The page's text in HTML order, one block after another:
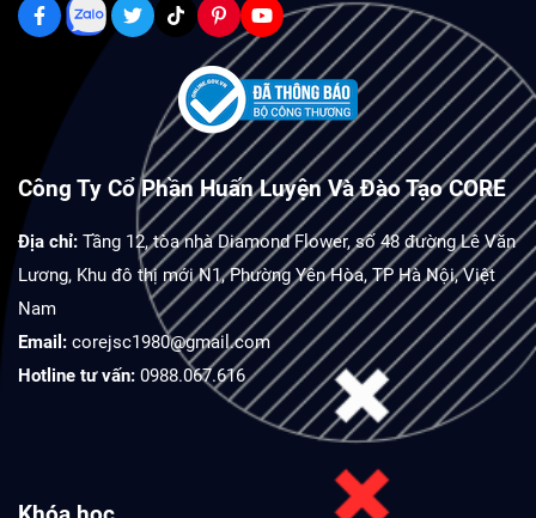
Công Ty Cổ Phần Huấn Luyện Và Đào Tạo CORE
Địa chỉ: Tầng 12, tòa nhà Diamond Flower, số 48 đường Lê Văn
Lương, Khu đô thị mới N1, Phường Yên Hòa, TP Hà Nội, Việt
Nam
Email: corejsc1980@gmail.com
Hotline tư vấn: 0988.067.616